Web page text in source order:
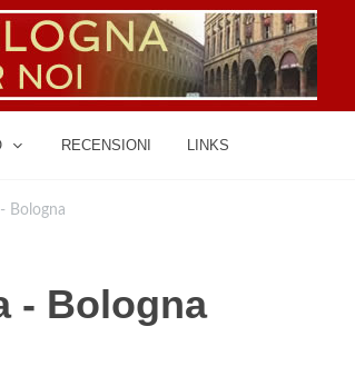
RECENSIONI LINKS
Bologna
- Bologna